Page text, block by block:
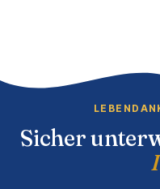
Sicher